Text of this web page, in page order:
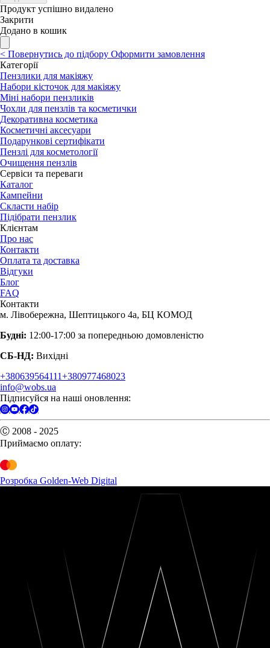
Продукт успішно видалено
Закрити
Додано в кошик
< Повернутись до підбору Оформити замовлення
Категорії
Пензлики для макіяжу
Набори кісточок для макіяжу
Міні набори пензликів
Чохли для пензлів та косметички
Декоративна косметика
Косметичні аксесуари
Подарункові сертифікати
Пензлі для косметології
Очищення пензлів
Сервіси та переваги
Каталог
Кампейни
Скласти набір
Підібрати пензлик
Клієнтам
Про нас
Контакти
Оплата та доставка
Відгуки
Блог
FAQ
Контакти
м. Лівобережна, Шептицького 4а, БЦ КОМОД
Будні: 12:00-17:00 за попередньою домовленістю
СБ-НД: Вихідні
+380639564111+380977468023
info@wobs.ua
Підписуйся на наші оновлення:
Ⓒ 2008 - 2025
Приймаємо оплату:
Розробка Golden-Web Digital